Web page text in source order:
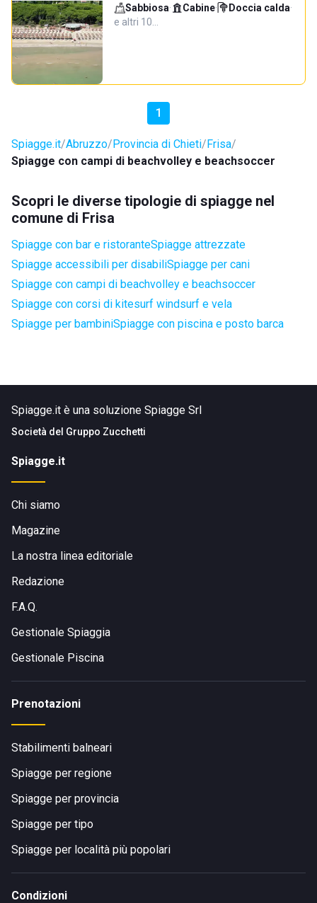
Sabbiosa· Cabine· Doccia calda·
e altri 10…
1
Spiagge.it Abruzzo Provincia di Chieti Frisa
Spiagge con campi di beachvolley e beachsoccer
Scopri le diverse tipologie di spiagge nel
comune di Frisa
Spiagge con bar e ristoranteSpiagge attrezzate
Spiagge accessibili per disabiliSpiagge per cani
Spiagge con campi di beachvolley e beachsoccer
Spiagge con corsi di kitesurf windsurf e vela
Spiagge per bambiniSpiagge con piscina e posto barca
Spiagge.it è una soluzione Spiagge Srl
Società del Gruppo Zucchetti
Spiagge.it
Chi siamo
Magazine
La nostra linea editoriale
Redazione
F.A.Q.
Gestionale Spiaggia
Gestionale Piscina
Prenotazioni
Stabilimenti balneari
Spiagge per regione
Spiagge per provincia
Spiagge per tipo
Spiagge per località più popolari
Condizioni